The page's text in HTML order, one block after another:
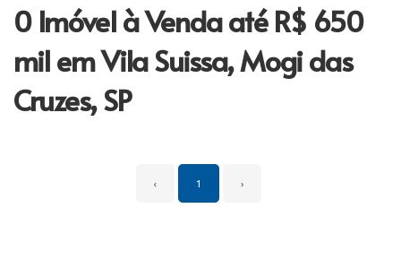
0 Imóvel à Venda até R$ 650
mil em Vila Suissa, Mogi das
Cruzes, SP
‹ 1 ›